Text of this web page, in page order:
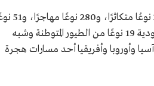
وسُجّل الطائر من ضمن 550 نوعًا من الطيور المُسجلة في السعودية،
شاردًا، كما أن 27 نوعًا من هذه الطيور مهدد عالميًا بالانقراض، وتحتضن السعودية 19 نوعًا من الطيور المتوطنة وشبه
وأوروبا وأفريقيا أحد مسارات هجرة